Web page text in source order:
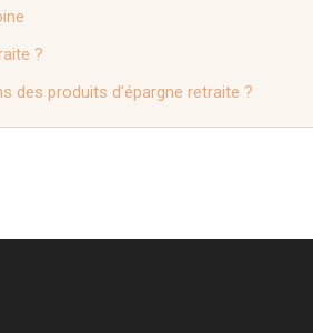
?
des produits d’épargne retraite ?